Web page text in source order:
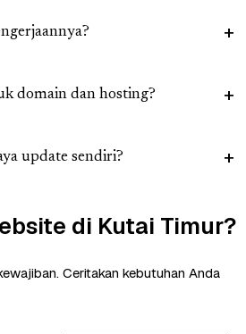
domain dan hosting?
update sendiri?
di Kutai Timur?
Ceritakan kebutuhan Anda